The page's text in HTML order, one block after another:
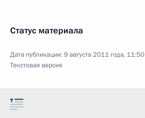
Статус материала
Дата публикации:9 августа 2011 года, 11:50
Текстовая версия